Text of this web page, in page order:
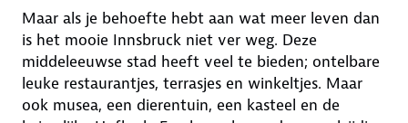
Maar als je behoefte hebt aan wat meer leven dan
is het mooie Innsbruck niet ver weg. Deze
middeleeuwse stad heeft veel te bieden; ontelbare
leuke restaurantjes, terrasjes en winkeltjes. Maar
ook musea, een dierentuin, een kasteel en de